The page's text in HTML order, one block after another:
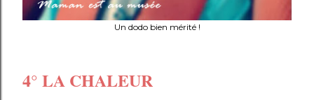
Un dodo bien mérité !
4° LA CHALEUR